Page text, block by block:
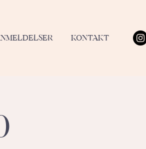
KONTAKT